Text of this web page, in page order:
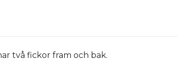
två fickor fram och bak.